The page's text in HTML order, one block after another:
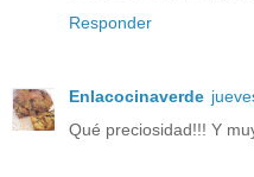
Responder
Enlacocinaverde
Qué preciosidad!!! Y